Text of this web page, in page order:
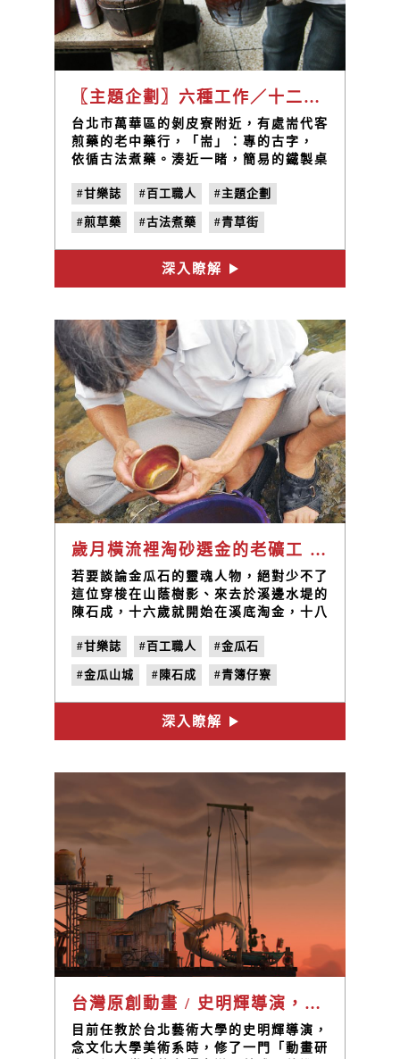
〖主題企劃〗六種工作／十二項手掌之間的極限動作！「搧・掂 —— 煎草藥」代客煮藥的老中藥舖。
台北市萬華區的剝皮寮附近，有處耑代客
煎藥的老中藥行，「耑」：專的古字，
依循古法煮藥。湊近一睹，簡易的鐵製桌
挨著位年約六十的老伯，時而彎低身子察
看炭火，時而搧動著手裡拏的扁塑膠扇，
一會兒快而短促、一會兒慢而長緩，目珠
定定地顧著爐火，頗是耗神，這專注的模
樣讓我想起數年前，因為爸爸的背疾，也
#甘樂誌 #百工職人 #主題企劃
#煎草藥 #古法煮藥 #青草街
#中藥鋪 #代客煎藥
深入瞭解
歲月橫流裡淘砂選金的老礦工 / 陳石成
若要談論金瓜石的靈魂人物，絕對少不了
這位穿梭在山蔭樹影、來去於溪邊水堤的
陳石成，十六歲就開始在溪底淘金，十八
後來更曾在黃金博物館擔任志工，通曉當
地採礦歷史與淘金技術，說是金瓜石活字
典一點兒也不為過。而擔任我們首次拜訪
金瓜石的導覽正是這位手腳敏捷俐落，登
高如行雲的石成伯，他還有個廣為人道的
本事，那便是溪邊淘金的絕活。
#甘樂誌 #百工職人 #金瓜石
#金瓜山城 #陳石成 #青簿仔寮
#淘金體驗 #溪邊淘金
深入瞭解
台灣原創動畫 / 史明輝導演，與紅色外星人工作室
目前任教於台北藝術大學的史明輝導演，
念文化大學美術系時，修了一門「動畫研